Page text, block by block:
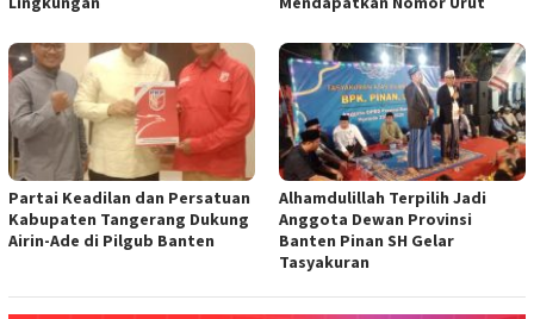
Partai Keadilan dan Persatuan
Kabupaten Tangerang Dukung
Airin-Ade di Pilgub Banten
Alhamdulillah Terpilih Jadi
Anggota Dewan Provinsi
Banten Pinan SH Gelar
Tasyakuran